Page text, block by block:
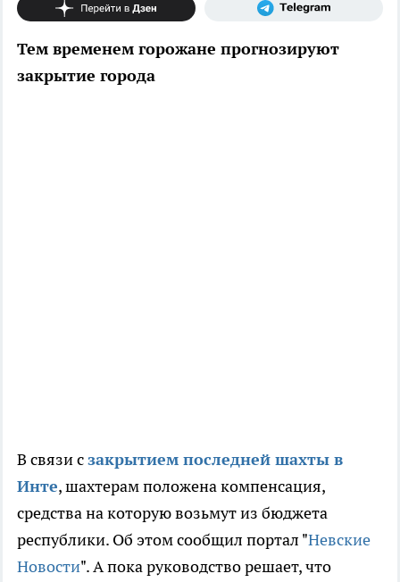
Тем временем горожане прогнозируют
закрытие города
В связи сзакрытием последней шахты в
Инте, шахтерам положена компенсация,
средства на которую возьмут из бюджета
республики. Об этом сообщил портал "Невские
Новости". А пока руководство решает, что